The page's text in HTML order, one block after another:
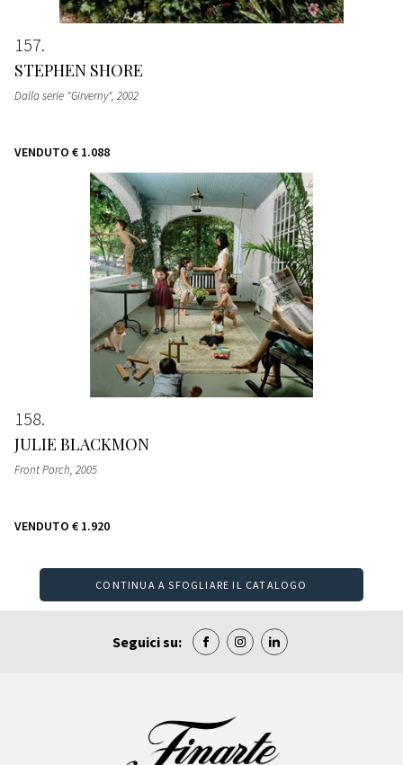
157
STEPHEN SHORE
Dalla serie "Girverny", 2002
VENDUTO € 1.088
158
JULIE BLACKMON
Front Porch, 2005
VENDUTO € 1.920
CONTINUA A SFOGLIARE IL CATALOGO
Seguici su: